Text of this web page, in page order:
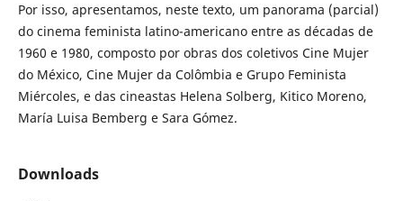
Por isso, apresentamos, neste texto, um panorama (parcial)
do cinema feminista latino-americano entre as décadas de
1960 e 1980, composto por obras dos coletivos Cine Mujer
do México, Cine Mujer da Colômbia e Grupo Feminista
Miércoles, e das cineastas Helena Solberg, Kitico Moreno,
María Luisa Bemberg e Sara Gómez.
Downloads